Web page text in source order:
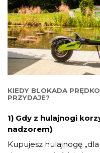
KIEDY BLOKADA
PRZYDAJE?
1) Gdy z hulajnogi
nadzorem)
Kupujesz hulajnogę